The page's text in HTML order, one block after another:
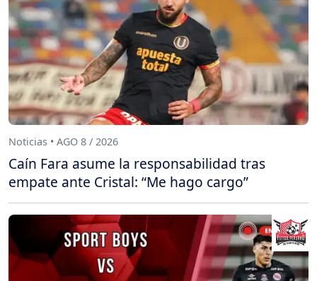
Noticias • AGO 8 / 2026
Caín Fara asume la responsabilidad tras
empate ante Cristal: “Me hago cargo”